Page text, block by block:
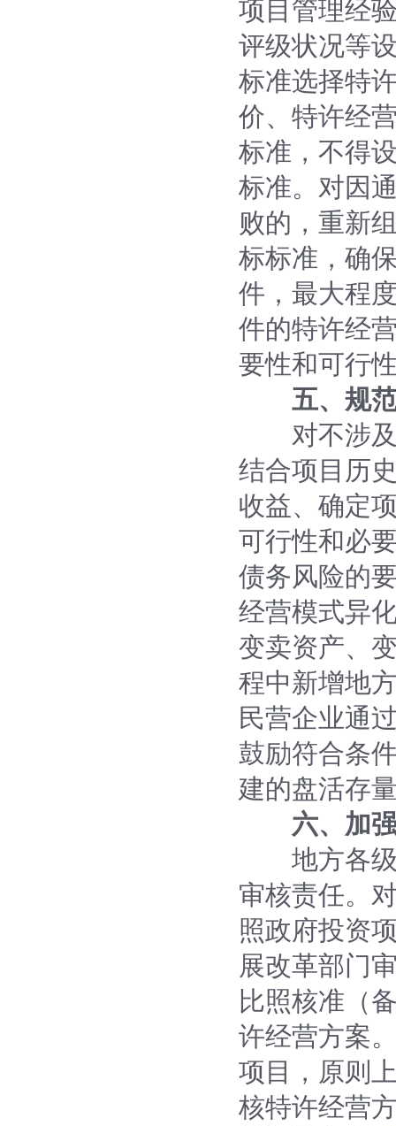
项目管理经
评级状况等
标准选择特
价、特许经
标准，不得
标准。对因
败的，重新
标标准，确
件，最大程
件的特许经
要性和可行
五、规
对不涉及
结合项目历
收益、确定
可行性和必
债务风险的
经营模式异
变卖资产、
程中新增地
民营企业通
鼓励符合条
建的盘活存
六、加
地方各级
审核责任。
照政府投资
展改革部门
比照核准（
许经营方案
项目，原则
核特许经营